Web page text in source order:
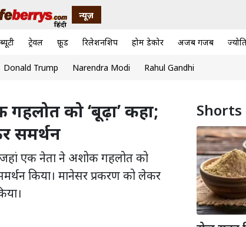
न्यूज़
ब्यूटी ट्रेवल फ़ूड रिलेशनशिप होम डेकोर अजब गजब
Donald Trump Narendra Modi Rahul Gandhi
को ‘बूढ़ा’ कहा;
समर्थन
जहां एक नेता ने अशोक गहलोत को
किया। मानेसर प्रकरण को लेकर
Shorts